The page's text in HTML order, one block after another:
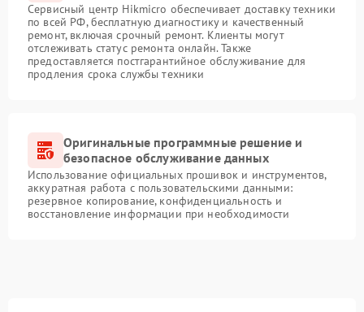
Сервисный центр Hikmicro обеспечивает доставку техники
по всей РФ, бесплатную диагностику и качественный
ремонт, включая срочный ремонт. Клиенты могут
отслеживать статус ремонта онлайн. Также
предоставляется постгарантийное обслуживание для
продления срока службы техники
Оригинальные программные решение и
безопасное обслуживание данных
Использование официальных прошивок и инструментов,
аккуратная работа с пользовательскими данными:
резервное копирование, конфиденциальность и
восстановление информации при необходимости